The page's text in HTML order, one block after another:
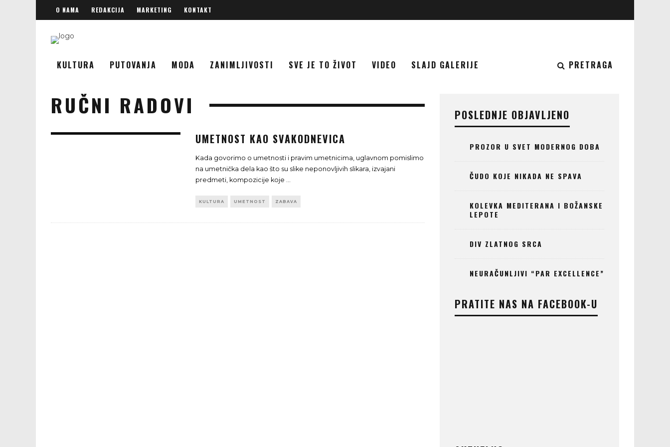
O NAMA REDAKCIJA MARKETING KONTAKT
KULTURA PUTOVANJA MODA ZANIMLJIVOSTI SVE JE TO ŽIVOT VIDEO SLAJD GALERIJE PRETRAGA
RUČNI RADOVI
UMETNOST KAO SVAKODNEVICA
Kada govorimo o umetnosti i pravim umetnicima, uglavnom pomislimo
na umetnička dela kao što su slike neponovljivih slikara, izvajani
predmeti, kompozicije koje ...
KULTURA UMETNOST ZABAVA
POSLEDNJE OBJAVLJENO
PROZOR U SVET MODERNOG DOBA
ČUDO KOJE NIKADA NE SPAVA
KOLEVKA MEDITERANA I BOŽANSKE
LEPOTE
DIV ZLATNOG SRCA
NEURAČUNLJIVI “PAR EXCELLENCE”
PRATITE NAS NA FACEBOOK-U